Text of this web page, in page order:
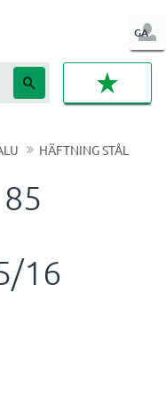
GA
IN
HÄFTNING STÅL
16